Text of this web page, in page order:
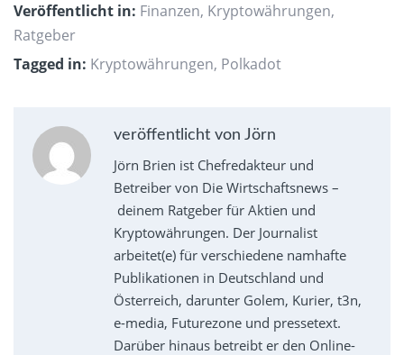
Veröffentlicht in: Finanzen, Kryptowährungen,
Ratgeber
Tagged in: Kryptowährungen, Polkadot
veröffentlicht von Jörn
Jörn Brien ist Chefredakteur und
Betreiber von Die Wirtschaftsnews –
deinem Ratgeber für Aktien und
Kryptowährungen. Der Journalist
arbeitet(e) für verschiedene namhafte
Publikationen in Deutschland und
Österreich, darunter Golem, Kurier, t3n,
e-media, Futurezone und pressetext.
Darüber hinaus betreibt er den Online-